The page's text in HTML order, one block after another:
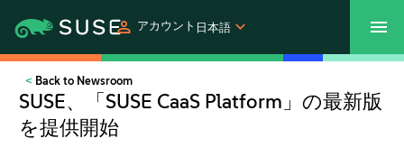
アカウント 日本語
SUSECON 2027
製品
Back to Newsroom
SUSE、「SUSE CaaS Platform」の最新版
を提供開始